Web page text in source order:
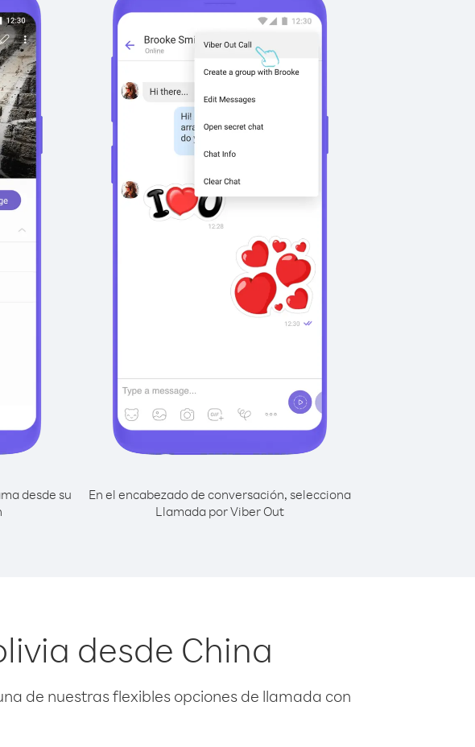
desde su
En el encabezado de conversación, selecciona
Llamada por Viber Out
desde China
de nuestras flexibles opciones de llamada con